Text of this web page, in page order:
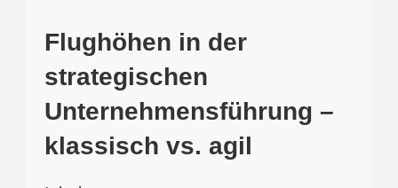
Flughöhen in der
strategischen
Unternehmensführung –
klassisch vs. agil